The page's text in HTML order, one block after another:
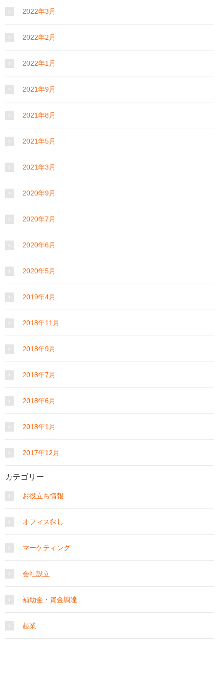
2022年3月
2022年2月
2022年1月
2021年9月
2021年8月
2021年5月
2021年3月
2020年9月
2020年7月
2020年6月
2020年5月
2019年4月
2018年11月
2018年9月
2018年7月
2018年6月
2018年1月
2017年12月
カテゴリー
お役立ち情報
オフィス探し
マーケティング
会社設立
補助金・資金調達
起業